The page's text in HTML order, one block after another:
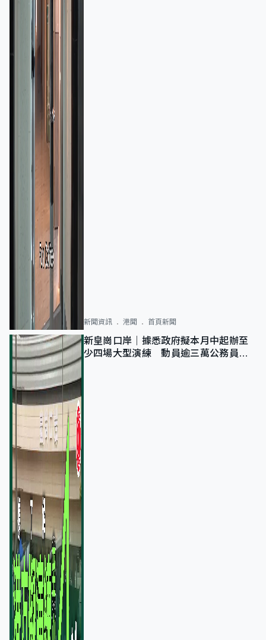
新聞資訊 港聞 首頁新聞
新皇崗口岸｜據悉政府擬本月中起辦至
少四場大型演練 動員逾三萬公務員人